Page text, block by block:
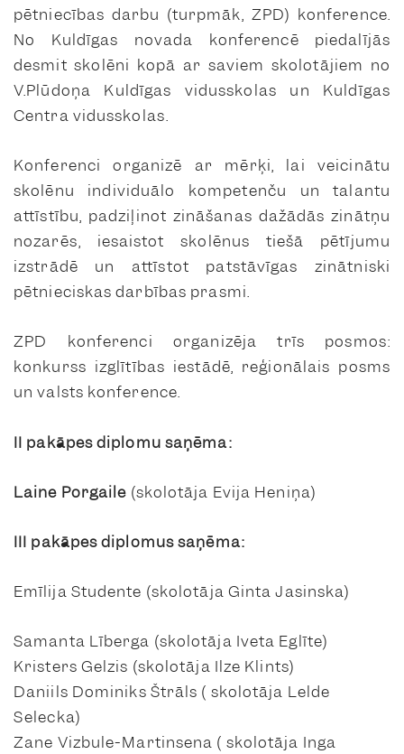
pētniecības darbu (turpmāk, ZPD) konference.
No Kuldīgas novada konferencē piedalījās
desmit skolēni kopā ar saviem skolotājiem no
V.Plūdoņa Kuldīgas vidusskolas un Kuldīgas
Centra vidusskolas.
Konferenci organizē ar mērķi, lai veicinātu
skolēnu individuālo kompetenču un talantu
attīstību, padziļinot zināšanas dažādās zinātņu
nozarēs, iesaistot skolēnus tiešā pētījumu
izstrādē un attīstot patstāvīgas zinātniski
pētnieciskas darbības prasmi.
ZPD konferenci organizēja trīs posmos:
konkurss izglītības iestādē, reģionālais posms
un valsts konference.
II pakāpes diplomu saņēma:
Laine Porgaile (skolotāja Evija Heniņa)
III pakāpes diplomus saņēma:
Emīlija Studente (skolotāja Ginta Jasinska)
Samanta Līberga (skolotāja Iveta Eglīte)
Kristers Gelzis (skolotāja Ilze Klints)
Daniils Dominiks Štrāls ( skolotāja Lelde
Selecka)
Zane Vizbule-Martinsena ( skolotāja Inga